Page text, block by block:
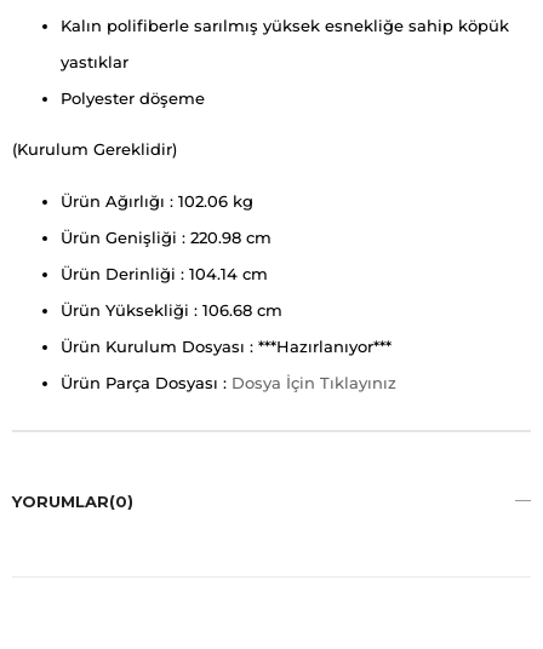
Kalın polifiberle sarılmış yüksek esnekliğe sahip köpük
yastıklar
Polyester döşeme
(Kurulum Gereklidir)
Ürün Ağırlığı : 102.06 kg
Ürün Genişliği : 220.98 cm
Ürün Derinliği : 104.14 cm
Ürün Yüksekliği : 106.68 cm
Ürün Kurulum Dosyası : ***Hazırlanıyor***
Ürün Parça Dosyası : Dosya İçin Tıklayınız
YORUMLAR(0)